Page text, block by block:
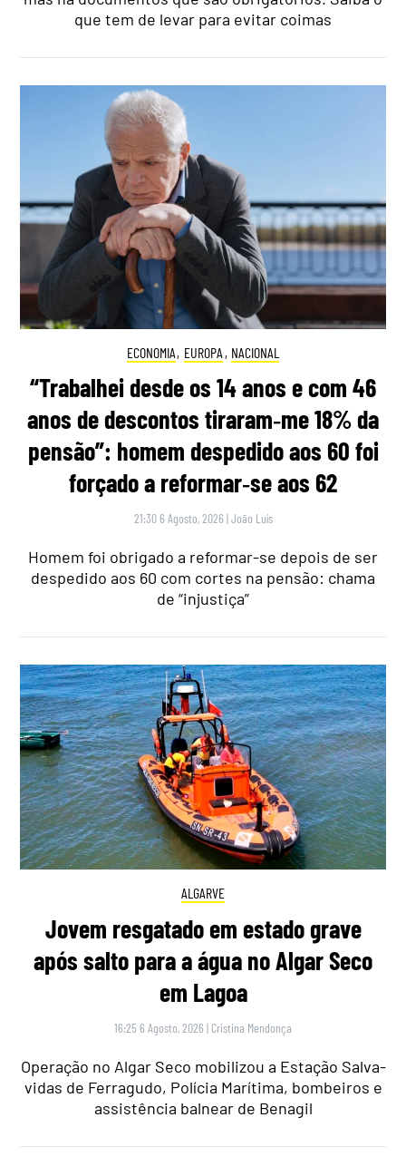
que tem de levar para evitar coimas
ECONOMIA, EUROPA , NACIONAL
“Trabalhei desde os 14 anos e com 46
anos de descontos tiraram‑me 18% da
pensão”: homem despedido aos 60 foi
forçado a reformar‑se aos 62
21:30 6 Agosto, 2026 |João Luís
Homem foi obrigado a reformar-se depois de ser
despedido aos 60 com cortes na pensão: chama
de “injustiça”
ALGARVE
Jovem resgatado em estado grave
após salto para a água no Algar Seco
em Lagoa
16:25 6 Agosto, 2026 | Cristina Mendonça
Operação no Algar Seco mobilizou a Estação Salva-
vidas de Ferragudo, Polícia Marítima, bombeiros e
assistência balnear de Benagil